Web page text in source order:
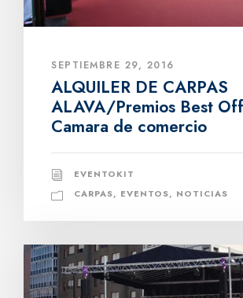
SEPTIEMBRE 29, 2016
ALQUILER DE CARPAS
ALAVA/Premios Best
Camara de comercio
EVENTOKIT
CARPAS, EVENTOS, NOTICIAS